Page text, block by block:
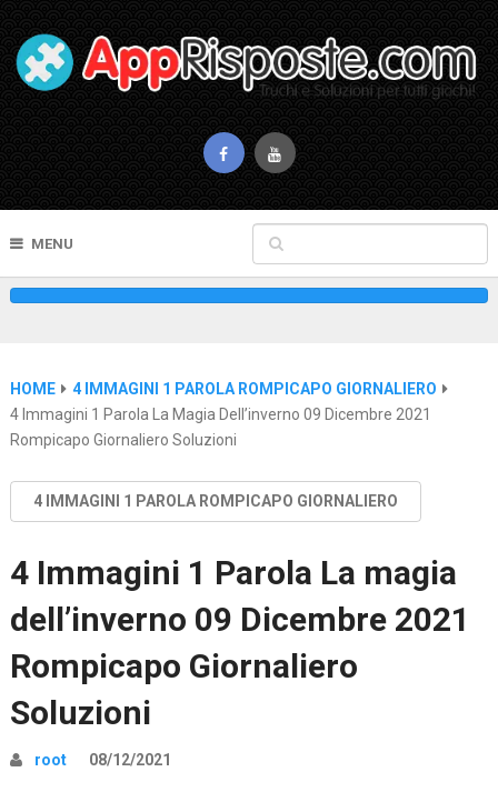
MENU
HOME
4 IMMAGINI 1 PAROLA ROMPICAPO GIORNALIERO
4 Immagini 1 Parola La Magia Dell’inverno 09 Dicembre 2021
Rompicapo Giornaliero Soluzioni
4 IMMAGINI 1 PAROLA ROMPICAPO GIORNALIERO
4 Immagini 1 Parola La magia
dell’inverno 09 Dicembre 2021
Rompicapo Giornaliero
Soluzioni
root 08/12/2021